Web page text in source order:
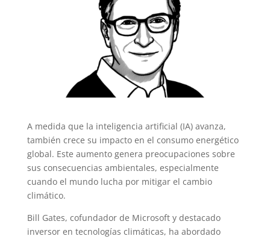
A medida que la inteligencia artificial (IA) avanza,
también crece su impacto en el consumo energético
global. Este aumento genera preocupaciones sobre
sus consecuencias ambientales, especialmente
cuando el mundo lucha por mitigar el cambio
climático.
Bill Gates, cofundador de Microsoft y destacado
inversor en tecnologías climáticas, ha abordado